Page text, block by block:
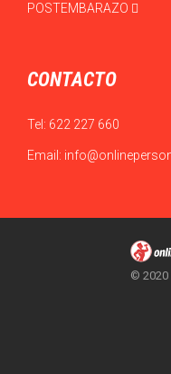
POSTEMBARAZO
CONTACTO
Tel: 622 227 660
Email:
© 2020